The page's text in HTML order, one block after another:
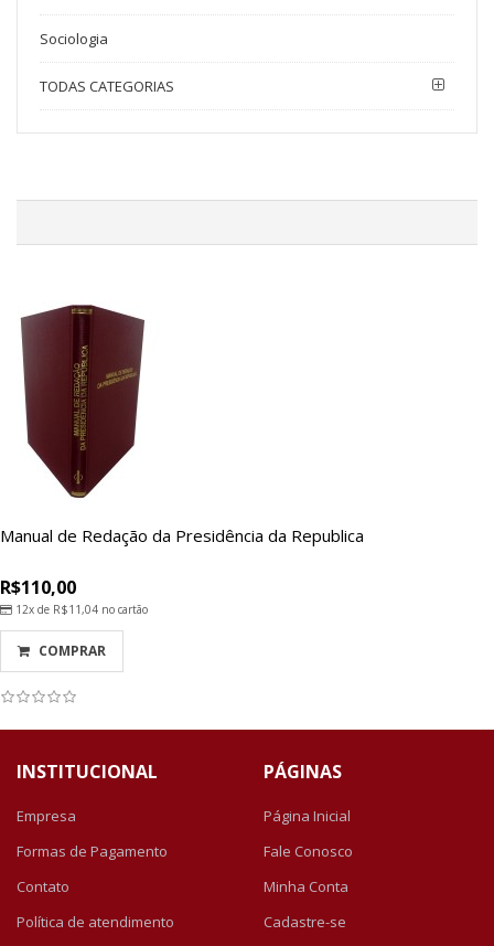
Sociologia
TODAS CATEGORIAS
Manual de Redação da Presidência da Republica
R$110,00
12x de R$11,04 no cartão
COMPRAR
INSTITUCIONAL
Empresa
Formas de Pagamento
Contato
Política de atendimento
PÁGINAS
Página Inicial
Fale Conosco
Minha Conta
Cadastre-se